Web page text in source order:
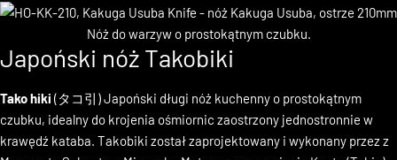
Japoński nóż Takobiki
Tako hiki(タコ引) Japoński długi nóż kuchenny o prostokątnym
czubku, idealny do krojenia ośmiornic zaostrzony jednostronnie w